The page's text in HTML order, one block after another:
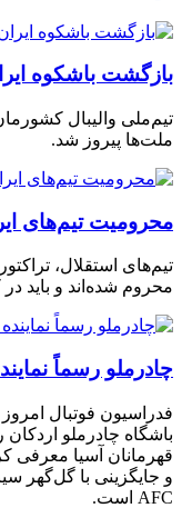
بازگشت باشکوه
تیم‌ملی والیبال
ملت‌ها پیروز شد.
محرومیت تیم‌های
تیم‌های استقلال،
محروم شده‌اند و باید
چادرملو رسماً
فدراسیون فوتبال
باشگاه چادرملو اردکان
قهرمانان آسیا معرفی
و جایگزینی با گل‌گهر
AFC است.